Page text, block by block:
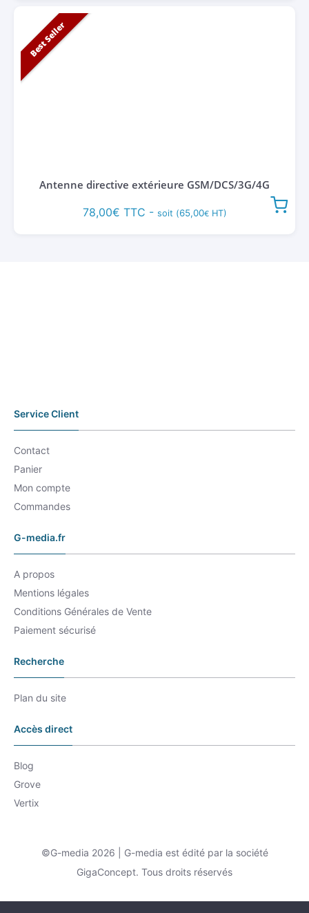
Best Seller
Antenne directive extérieure GSM/DCS/3G/4G
78,00€ TTC - soit (65,00€HT)
Service Client
Contact
Panier
Mon compte
Commandes
G-media.fr
A propos
Mentions légales
Conditions Générales de Vente
Paiement sécurisé
Recherche
Plan du site
Accès direct
Blog
Grove
Vertix
©G-media 2026 | G-media est édité par la société
GigaConcept. Tous droits réservés